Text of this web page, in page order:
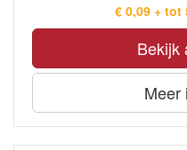
€ 0,09 + tot
Bekijk
Meer